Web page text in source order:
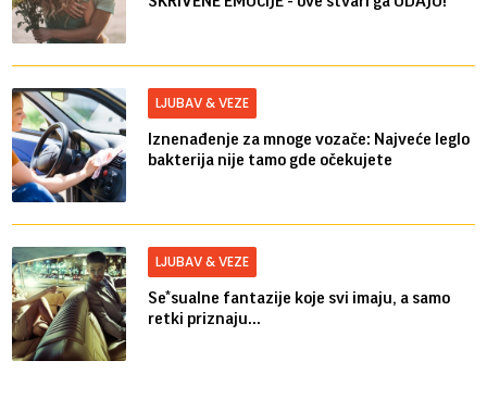
LJUBAV & VEZE
Iznenađenje za mnoge vozače: Najveće leglo
bakterija nije tamo gde očekujete
LJUBAV & VEZE
Se*sualne fantazije koje svi imaju, a samo
retki priznaju...